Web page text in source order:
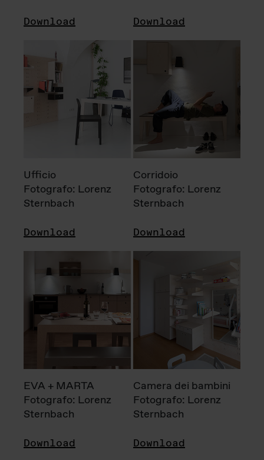
Download Download
Ufficio
Fotografo: Lorenz
Sternbach
Download
Corridoio
Fotografo: Lorenz
Sternbach
Download
EVA + MARTA
Fotografo: Lorenz
Sternbach
Download
Camera dei bambini
Fotografo: Lorenz
Sternbach
Download